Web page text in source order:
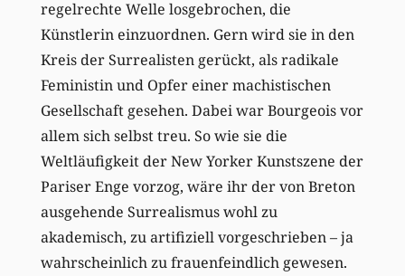
regelrechte Welle losgebrochen, die
Künstlerin einzuordnen. Gern wird sie in den
Kreis der Surrealisten gerückt, als radikale
Feministin und Opfer einer machistischen
Gesellschaft gesehen. Dabei war Bourgeois vor
allem sich selbst treu. So wie sie die
Weltläufigkeit der New Yorker Kunstszene der
Pariser Enge vorzog, wäre ihr der von Breton
ausgehende Surrealismus wohl zu
akademisch, zu artifiziell vorgeschrieben – ja
wahrscheinlich zu frauenfeindlich gewesen.